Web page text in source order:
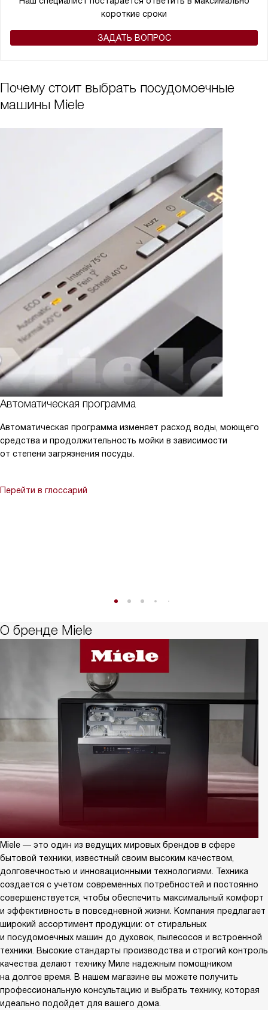
короткие сроки
ЗАДАТЬ ВОПРОС
Почему стоит выбрать посудомоечные
машины Miele
Автоматическая программа
Автоматическая программа изменяет расход воды, моющего
средства и продолжительность мойки в зависимости
от степени загрязнения посуды.
Перейти в глоссарий
О бренде Miele
Miele — это один из ведущих мировых брендов в сфере
бытовой техники, известный своим высоким качеством,
долговечностью и инновационными технологиями. Техника
создается с учетом современных потребностей и постоянно
совершенствуется, чтобы обеспечить максимальный комфорт
и эффективность в повседневной жизни. Компания предлагает
широкий ассортимент продукции: от стиральных
и посудомоечных машин до духовок, пылесосов и встроенной
техники. Высокие стандарты производства и строгий контроль
качества делают технику Миле надежным помощником
на долгое время. В нашем магазине вы можете получить
профессиональную консультацию и выбрать технику, которая
идеально подойдет для вашего дома.